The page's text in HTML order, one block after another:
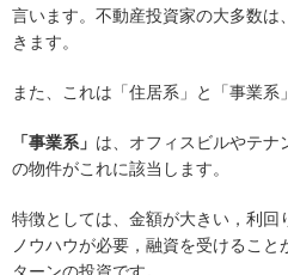
言います。不動産投資家の大多数
きます。
また、これは「住居系」と「事業系
「事業系」 は、オフィスビルやテナ
の物件がこれに該当します。
特徴としては、金額が大きい，利回
ノウハウが必要，融資を受けるこ